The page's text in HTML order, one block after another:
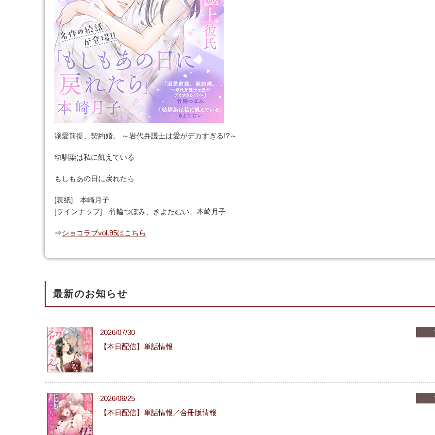
溺愛前提、契約婚。 ～岩代弁護士は愛がデカすぎる!?～
幼馴染は私に飢えている
もしもあの日に戻れたら
[表紙] 本崎月子
[ラインナップ] 竹輪つぼみ、きよたむい、本崎月子
⇒ショコラブvol.95はこちら
最新のお知らせ
2026/07/30
【本日配信】単話情報
2026/06/25
【本日配信】単話情報／合冊版情報